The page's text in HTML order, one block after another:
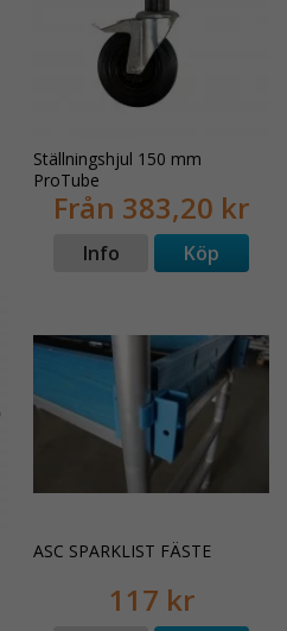
Ställningshjul 150 mm
ProTube
Från 383,20 kr
Info Köp
ASC SPARKLIST FÄSTE
117 kr